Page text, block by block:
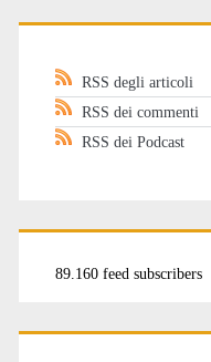
RSS degli articoli
RSS dei commenti
RSS dei Podcast
89.160 feed subscribers